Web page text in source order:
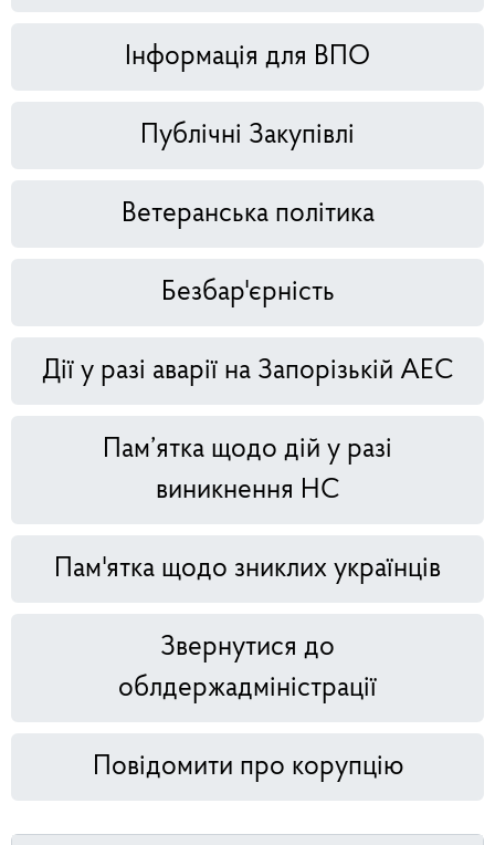
Інформація для ВПО
Публічні Закупівлі
Ветеранська політика
Безбар'єрність
Дії у разі аварії на Запорізькій АЕС
Пам’ятка щодо дій у разі
виникнення НС
Пам'ятка щодо зниклих українців
Звернутися до
облдержадміністрації
Повідомити про корупцію